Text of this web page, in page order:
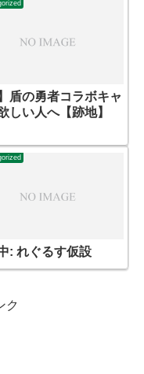
盾の勇者コラボキャ
しい人へ【跡地】
: れぐるす仮設
ク